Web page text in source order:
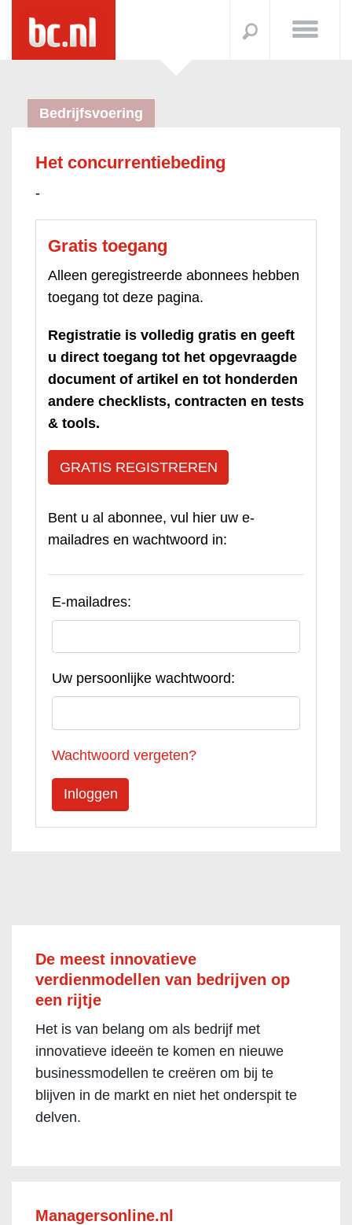
Bedrijfsvoering
Het concurrentiebeding
-
Gratis toegang
Alleen geregistreerde abonnees hebben
toegang tot deze pagina.
Registratie is volledig gratis en geeft
u direct toegang tot het opgevraagde
document of artikel en tot honderden
andere checklists, contracten en tests
& tools.
GRATIS REGISTREREN
Bent u al abonnee, vul hier uw e-
mailadres en wachtwoord in:
E-mailadres:
Uw persoonlijke wachtwoord:
Wachtwoord vergeten?
De meest innovatieve
verdienmodellen van bedrijven op
een rijtje
Het is van belang om als bedrijf met
innovatieve ideeën te komen en nieuwe
businessmodellen te creëren om bij te
blijven in de markt en niet het onderspit te
delven.
Managersonline.nl